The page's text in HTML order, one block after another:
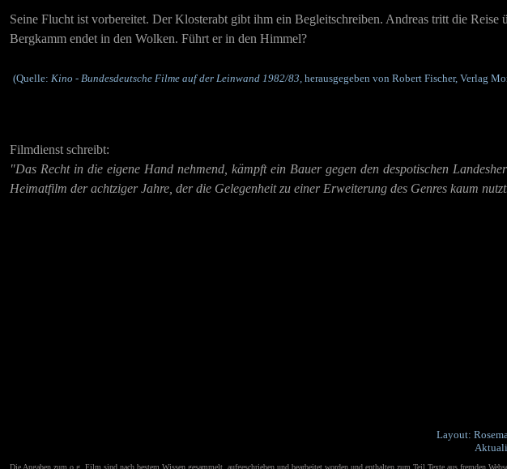
Seine Flucht ist vorbereitet. Der Klosterabt gibt ihm ein Begleitschreiben. Andreas tritt die
Bergkamm endet in den Wolken. Führt er in den Himmel?
(Quelle: Kino - Bundesdeutsche Filme auf der Leinwand 1982/83, herausgegeben von Robert Fischer, Verlag
Filmdienst schreibt:
"Das Recht in die eigene Hand nehmend, kämpft ein Bauer gegen den despotischen
Heimatfilm der achtziger Jahre, der die Gelegenheit zu einer Erweiterung des Genres kaum
Layout:
Die Angaben zum o.g. Film sind nach bestem Wissen gesammelt, aufgeschrieben und bearbeitet worden und enthalten zum Teil Texte aus fremden